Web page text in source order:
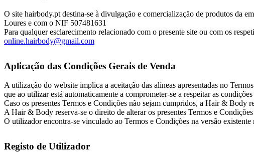
O site hairbody.pt destina-se à divulgação e comercialização de produtos
Loures e com o NIF 507481631
Para qualquer esclarecimento relacionado com o presente site ou com os
online.hairbody@gmail.com
Aplicação das Condições Gerais de Venda
A utilização do website implica a aceitação das alíneas apresentadas no
que ao utilizar está automaticamente a comprometer-se a respeitar as
Caso os presentes Termos e Condições não sejam cumpridos, a Hair & Body
A Hair & Body reserva-se o direito de alterar os presentes Termos e
O utilizador encontra-se vinculado ao Termos e Condições na versão
Registo de Utilizador